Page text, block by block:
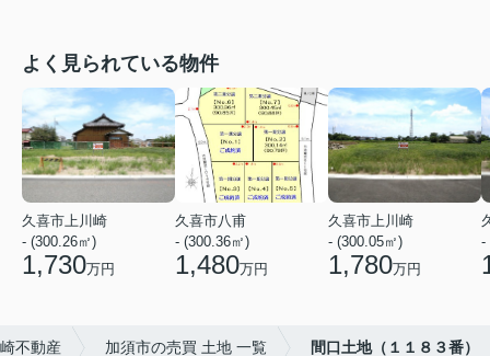
よく見られている物件
久喜市上川崎
- (300.26㎡)
1,730万円
久喜市八甫
- (300.36㎡)
1,480万円
久喜市上川崎
- (300.05㎡)
1,780万円
-
不動産 加須市の売買 土地 一覧 間口土地（１１８３番）